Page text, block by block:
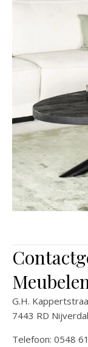
G.H.
7443 RD Nijverdal
Telefoon: 0548